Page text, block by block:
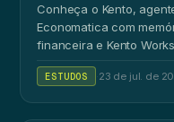
Conheça o Kento,
Economatica com
financeira e Kento
ESTUDOS 23 de jul. de